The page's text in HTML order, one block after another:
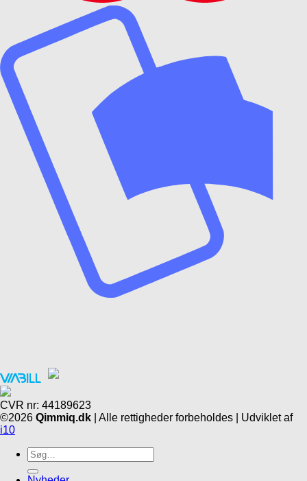
CVR nr: 44189623
©2026 Qimmiq.dk | Alle rettigheder forbeholdes | Udviklet af
i10
Søg
efter: